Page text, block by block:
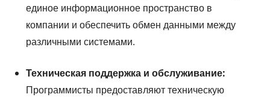
единое информационное пространство в
компании и обеспечить обмен данными между
различными системами.
Техническая поддержка и обслуживание:
Программисты предоставляют техническую